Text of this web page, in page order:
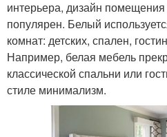
интерьера, дизайн помещения
популярен. Белый
комнат: детских, спален,
Например, белая мебель
классической спальни или
стиле минимализм.